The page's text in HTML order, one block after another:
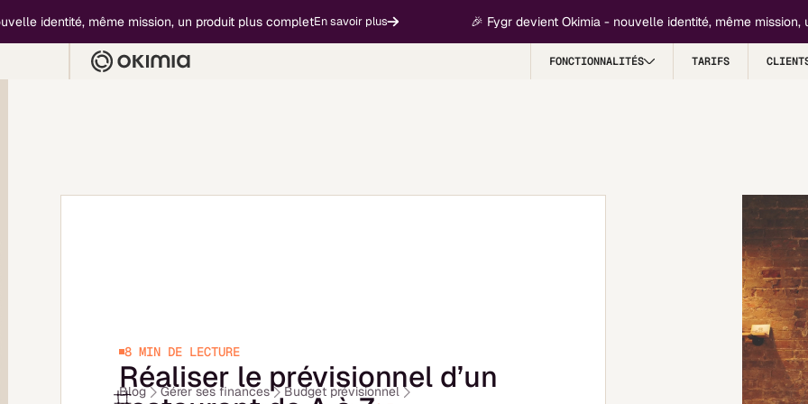
même mission, un produit plus completEn savoir plus 🎉 Fygr devient Okimia - nouvelle identité, même mission, un
FONCTIONNALITÉS TARIFS
Blog Gérer ses finances
Budget prévisionnel
8 MIN DE LECTURE
Réaliser le prévisionnel d’un